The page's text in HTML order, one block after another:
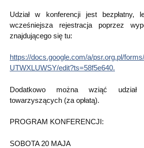
Udział w konferencji jest bezpłatny,
wcześniejsza rejestracja poprzez
znajdującego się tu:
https://docs.google.com/a/psr.org.pl/
UTWXLUWSY/edit?ts=58f5e640.
Dodatkowo można wziąć udział
towarzyszących (za opłatą).
PROGRAM KONFERENCJI:
SOBOTA 20 MAJA